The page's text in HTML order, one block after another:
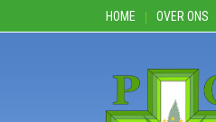
HOME OVER ONS